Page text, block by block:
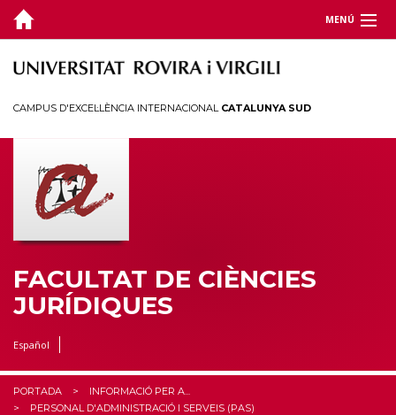
MENÚ
LA FACULTAT
GUIA DOCENT
QUALITAT
INFORMACIÓ PER A...
Nous estudiants
Foreign Students
Associacions d’antics alumnes
Personal Docent i Investigador
Personal Tècnic, de Gestió i d'Administració i Serveis
CAMPUS D'EXCEL·LÈNCIA INTERNACIONAL CATALUNYA SUD
FACULTAT DE CIÈNCIES
JURÍDIQUES
Español
PORTADA
INFORMACIÓ PER A...
PERSONAL D'ADMINISTRACIÓ I SERVEIS (PAS)